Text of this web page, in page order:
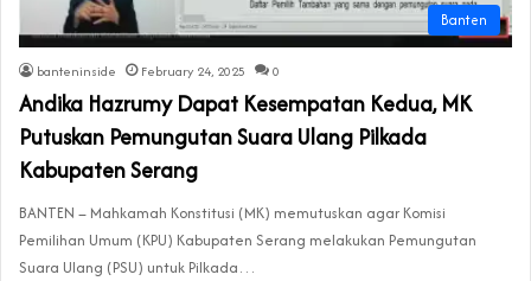
Banten
banteninside February 24, 2025 0
Andika Hazrumy Dapat Kesempatan Kedua, MK
Putuskan Pemungutan Suara Ulang Pilkada
Kabupaten Serang
BANTEN – Mahkamah Konstitusi (MK) memutuskan agar Komisi
Pemilihan Umum (KPU) Kabupaten Serang melakukan Pemungutan
Suara Ulang (PSU) untuk Pilkada…